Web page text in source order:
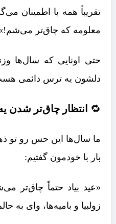
تقریباً همه با اطمینان
معلومه که چاق‌تر
حتی اونایی که سال‌ها
دلشون یه ترس دائمی
🔁 انتظار چاق‌تر شدن
ما سال‌ها این حس رو تو
بار با خودمون گفتیم:
«عید بیاد حتماً چاق‌تر
زولبیا و بامیه‌ها، وای به